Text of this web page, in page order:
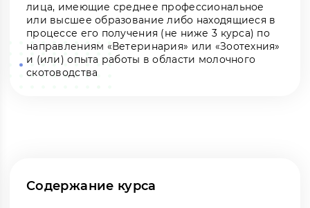
лица, имеющие среднее профессиональное
или высшее образование либо находящиеся в
процессе его получения (не ниже 3 курса) по
направлениям «Ветеринария» или «Зоотехния»
и (или) опыта работы в области молочного
скотоводства
Содержание курса